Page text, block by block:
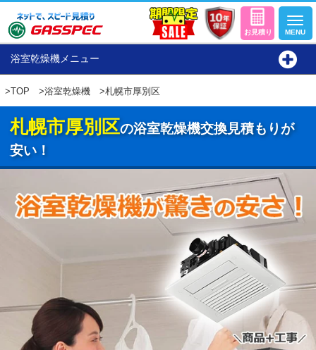
浴室乾燥機メニュー
>TOP >浴室乾燥機 >札幌市厚別区
札幌市厚別区の浴室乾燥機交換見積もりが
安い！